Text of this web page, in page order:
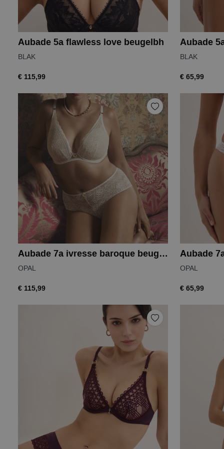
Aubade 5a flawless love beugelbh
BLAK
€ 115,99
Aubade
BLAK
€ 65,99
Aubade 7a ivresse baroque beugel bh
OPAL
€ 115,99
Aubade
OPAL
€ 65,99